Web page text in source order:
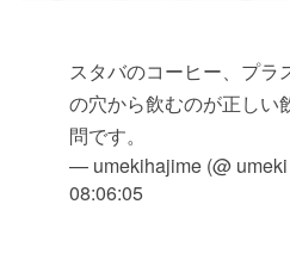
スタバのコーヒー、プラ
の穴から飲むのが正しい
問です。
— umekihajime (@
08:06:05